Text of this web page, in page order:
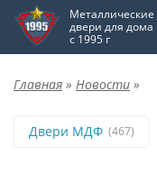
Металлические
двери для дома
с 1995 г
Главная » Новости »
Двери МДФ (467)